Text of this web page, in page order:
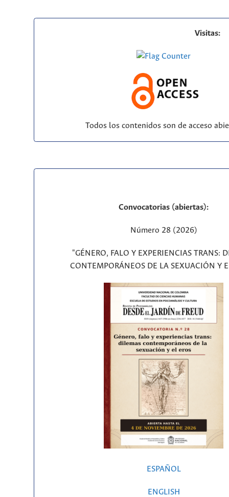
Visitas:
Todos los contenidos son de acceso
Convocatorias (abiertas):
Número 28 (2026)
"GÉNERO, FALO Y EXPERIENCIAS TRANS:
CONTEMPORÁNEOS DE LA SEXUACIÓN Y
ESPAÑOL
ENGLISH